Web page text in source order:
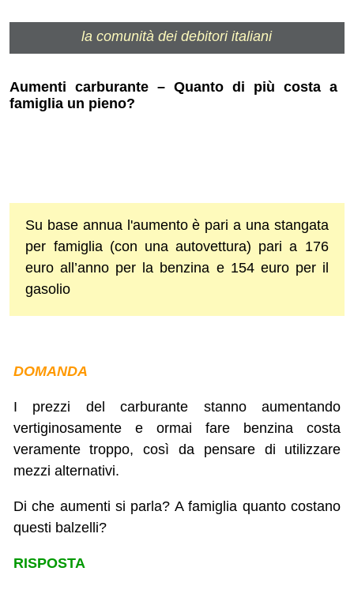
la comunità dei debitori italiani
Aumenti carburante – Quanto di più costa a
famiglia un pieno?
Su base annua l'aumento è pari a una stangata
per famiglia (con una autovettura) pari a 176
euro all’anno per la benzina e 154 euro per il
gasolio
DOMANDA
I prezzi del carburante stanno aumentando
vertiginosamente e ormai fare benzina costa
veramente troppo, così da pensare di utilizzare
mezzi alternativi.
Di che aumenti si parla? A famiglia quanto costano
questi balzelli?
RISPOSTA